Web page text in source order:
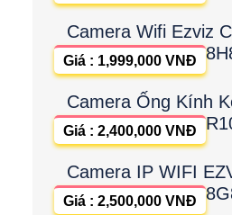
Camera Wifi Ezviz
Giá : 1,999,000 VNĐ
Camera Ống Kính
Giá : 2,400,000 VNĐ
Camera IP WIFI
Giá : 2,500,000 VNĐ